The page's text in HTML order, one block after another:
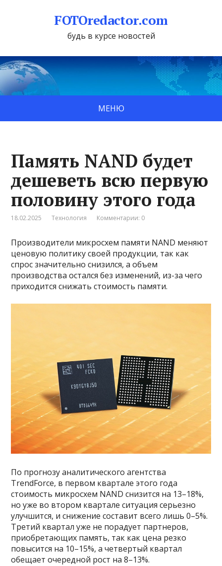
FOTOredactor.com
будь в курсе новостей
МЕНЮ
Память NAND будет
дешеветь всю первую
половину этого года
18.02.2025 Технология Комментарии: 0
Производители микросхем памяти NAND меняют
ценовую политику своей продукции, так как
спрос значительно снизился, а объем
производства остался без изменений, из-за чего
приходится снижать стоимость памяти.
По прогнозу аналитического агентства
TrendForce, в первом квартале этого года
стоимость микросхем NAND снизится на 13–18%,
но уже во втором квартале ситуация серьезно
улучшится, и снижение составит всего лишь 0–5%.
Третий квартал уже не порадует партнеров,
приобретающих память, так как цена резко
повысится на 10–15%, а четвертый квартал
обещает очередной рост на 8–13%.